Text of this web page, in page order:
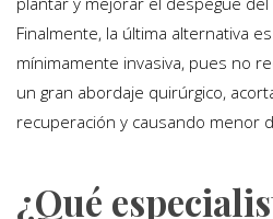
Finalmente, la última alternativa
mínimamente invasiva, pues no
un gran abordaje quirúrgico,
recuperación y causando menor
¿Qué